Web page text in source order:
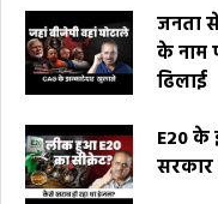
जनता
के नाम
ढिलाई
E20